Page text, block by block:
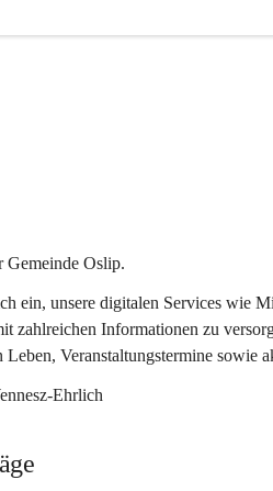
Gemeinde Oslip.
ein, unsere digitalen Services wie
zahlreichen Informationen zu
Veranstaltungstermine sowie
Ehrlich